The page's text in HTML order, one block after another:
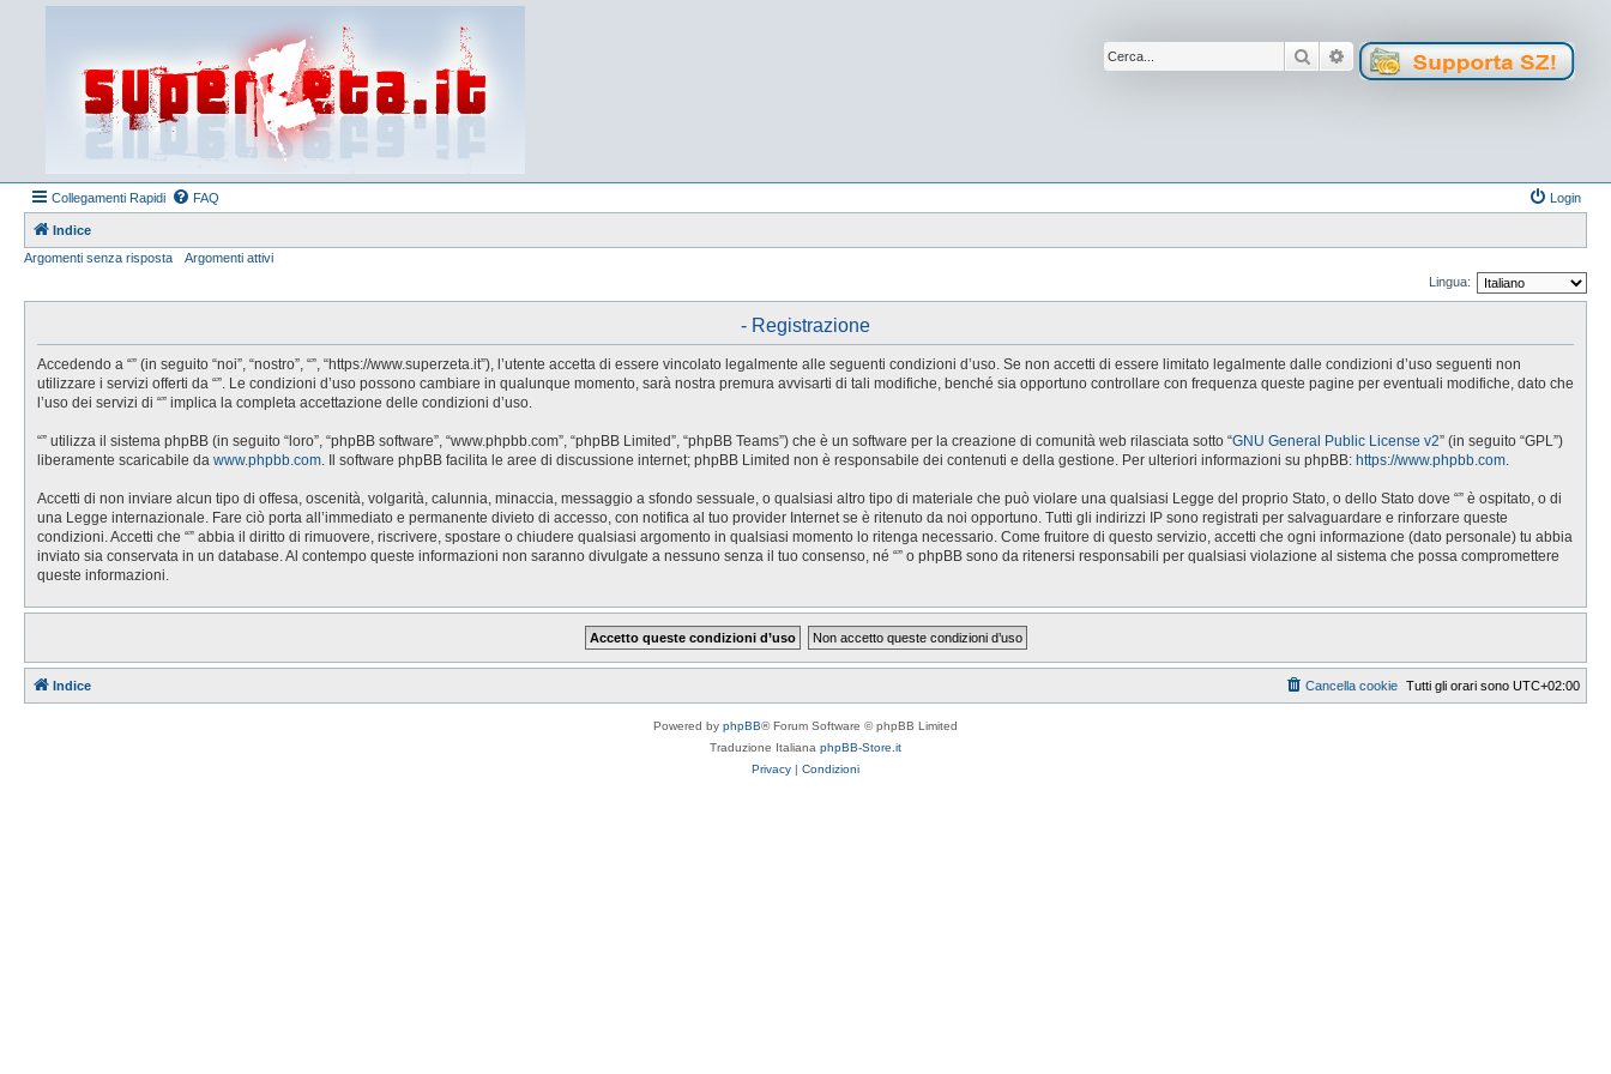
Cerca Ricerca avanzata
Collegamenti Rapidi FAQ Login
Indice
Argomenti senza risposta
Argomenti attivi
Lingua:
- Registrazione
Accedendo a “” (in seguito “noi”, “nostro”, “”, “https://www.superzeta.it”), l’utente accetta di essere vincolato legalmente alle seguenti condizioni d’uso. Se non accetti di essere limitato legalmente dalle condizioni d’uso seguenti non
utilizzare i servizi offerti da “”. Le condizioni d’uso possono cambiare in qualunque momento, sarà nostra premura avvisarti di tali modifiche, benché sia opportuno controllare con frequenza queste pagine per eventuali modifiche, dato che
l’uso dei servizi di “” implica la completa accettazione delle condizioni d’uso.
“” utilizza il sistema phpBB (in seguito “loro”, “phpBB software”, “www.phpbb.com”, “phpBB Limited”, “phpBB Teams”) che è un software per la creazione di comunità web rilasciata sotto “GNU General Public License v2” (in seguito “GPL”)
liberamente scaricabile da www.phpbb.com . Il software phpBB facilita le aree di discussione internet; phpBB Limited non è responsabile dei contenuti e della gestione. Per ulteriori informazioni su phpBB: https://www.phpbb.com
Accetti di non inviare alcun tipo di offesa, oscenità, volgarità, calunnia, minaccia, messaggio a sfondo sessuale, o qualsiasi altro tipo di materiale che può violare una qualsiasi Legge del proprio Stato, o dello Stato dove “” è ospitato, o di
una Legge internazionale. Fare ciò porta all’immediato e permanente divieto di accesso, con notifica al tuo provider Internet se è ritenuto da noi opportuno. Tutti gli indirizzi IP sono registrati per salvaguardare e rinforzare queste
condizioni. Accetti che “” abbia il diritto di rimuovere, riscrivere, spostare o chiudere qualsiasi argomento in qualsiasi momento lo ritenga necessario. Come fruitore di questo servizio, accetti che ogni informazione (dato personale) tu abbia
inviato sia conservata in un database. Al contempo queste informazioni non saranno divulgate a nessuno senza il tuo consenso, né “” o phpBB sono da ritenersi responsabili per qualsiasi violazione al sistema che possa compromettere
queste informazioni.
Indice Tutti gli orari sono UTC+02:00
Cancella cookie
Powered by phpBB® Forum Software © phpBB Limited
Traduzione Italiana phpBB-Store.it
Privacy | Condizioni